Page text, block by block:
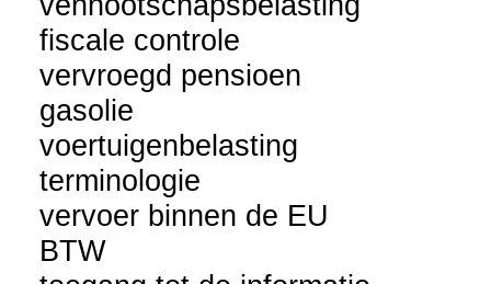
fiscale controle
vervroegd pensioen
gasolie
voertuigenbelasting
terminologie
vervoer binnen de EU
BTW